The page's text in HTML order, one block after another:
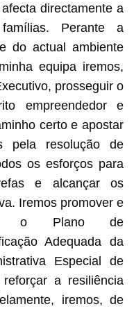
directamente a
Perante a
do actual ambiente
equipa iremos,
prosseguir o
empreendedor e
certo e apostar
pela resolução de
os esforços para
e alcançar os
Iremos promover e
o Plano de
Adequada da
Especial de
a resiliência
iremos, de